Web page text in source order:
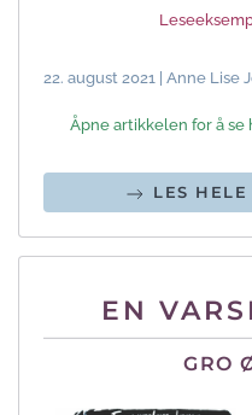
22. august 2021 | Anne Lise
Åpne artikkelen for å se
LES
EN
GRO